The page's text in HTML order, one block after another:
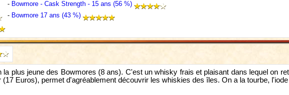
- Bowmore - Cask Strength - 15 ans (56 %)
- Bowmore 17 ans (43 %)
la plus jeune des Bowmores (8 ans). C'est un whisky frais et plaisant dans lequel on
(17 Euros), permet d'agréablement découvrir les whiskies des îles. On a la tourbe,